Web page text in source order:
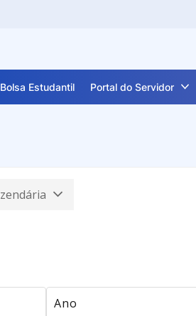
Bolsa Estudantil Portal do Servidor